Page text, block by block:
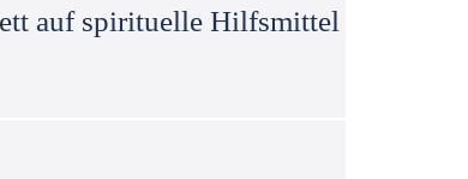
auf spirituelle Hilfsmittel